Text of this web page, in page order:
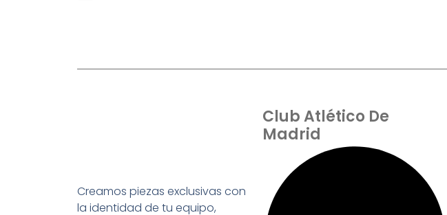
Creamos piezas exclusivas con
la identidad de tu equipo,
Club Atlético De
Madrid